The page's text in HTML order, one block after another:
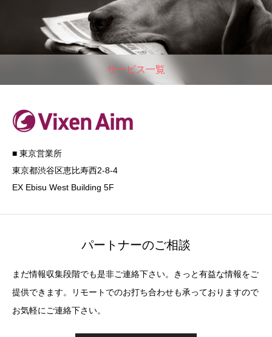
サービス一覧
■ 東京営業所
東京都渋谷区恵比寿西2-8-4
EX Ebisu West Building 5F
パートナーのご相談
まだ情報収集段階でも是非ご連絡下さい。きっと有益な情報をご
提供できます。リモートでのお打ち合わせも承っておりますので
お気軽にご連絡下さい。